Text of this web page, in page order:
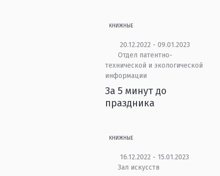
КНИЖНЫЕ
20.12.2022 - 09.01.2023
Отдел патентно-
технической и экологической
информации
За 5 минут до
праздника
КНИЖНЫЕ
16.12.2022 - 15.01.2023
Зал искусств